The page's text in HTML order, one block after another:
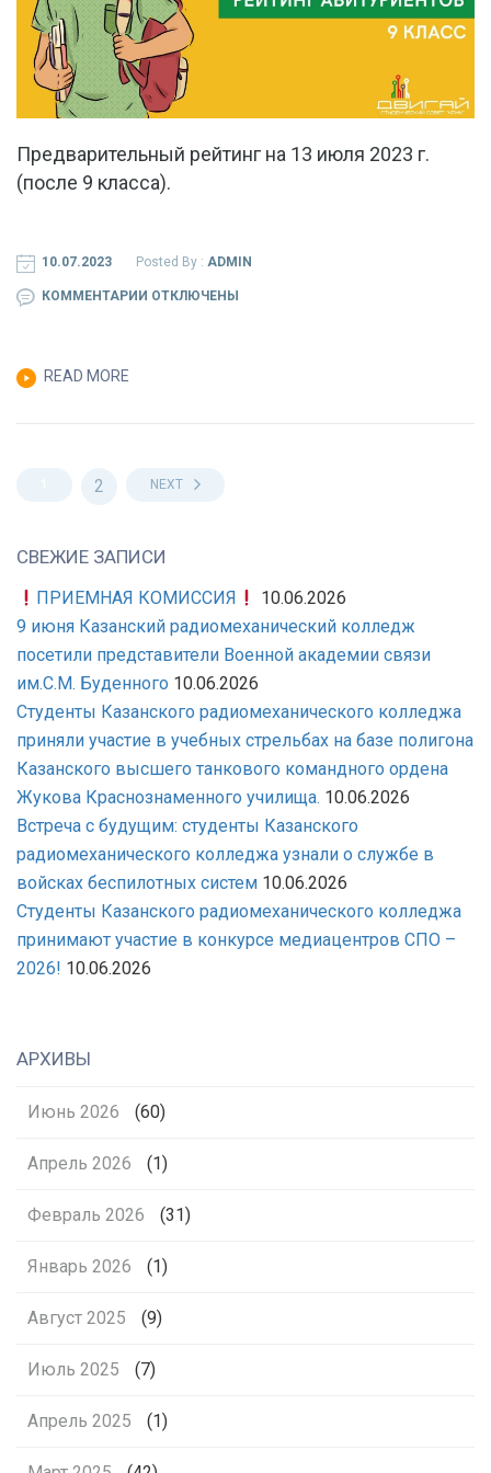
Предварительный рейтинг на 13 июля 2023 г.
(после 9 класса).
10.07.2023 Posted By : ADMIN
КОММЕНТАРИИ К
(ПОСЛЕ
КЛАССА).
ОТКЛЮЧЕНЫ
READ MORE
2 NEXT
СВЕЖИЕ ЗАПИСИ
ПРИЕМНАЯ КОМИССИЯ
10.06.2026
9 июня Казанский радиомеханический колледж
посетили представители Военной академии связи
им.С.М. Буденного 10.06.2026
Студенты Казанского радиомеханического колледжа
приняли участие в учебных стрельбах на базе полигона
Казанского высшего танкового командного ордена
Жукова Краснознаменного училища. 10.06.2026
Встреча с будущим: студенты Казанского
радиомеханического колледжа узнали о службе в
войсках беспилотных систем 10.06.2026
Студенты Казанского радиомеханического колледжа
принимают участие в конкурсе медиацентров СПО –
2026! 10.06.2026
АРХИВЫ
Июнь 2026 (60)
Апрель 2026 (1)
Февраль 2026 (31)
Январь 2026 (1)
Август 2025 (9)
Июль 2025 (7)
Апрель 2025 (1)